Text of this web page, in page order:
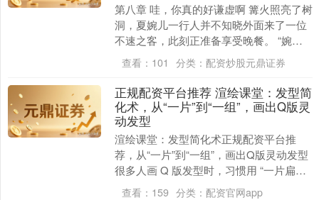
第八章 哇，你真的好谦虚啊 篝火照亮了树
洞，夏婉儿一行人并不知晓外面来了一位
不速之客，此刻正准备享受晚餐。 “婉
儿，这块牛肉味道还不错，你快尝尝，雪
柔妹妹，你也....
查看： 101 分类： 配资炒股元鼎证券
正规配资平台推荐 渲绘课堂：发型简
化术，从“一片”到“一组”，画出Q版灵
动发型
渲绘课堂：发型简化术正规配资平台推
荐，从“一片”到“一组”，画出Q版灵动发型
很多人画 Q 版发型时，习惯用 “一片扁平
色块” 覆盖头部，结果发型像 “贴在头上....
查看： 159 分类： 配资官网app
北证50 1134.24 +11.37 +1.01%